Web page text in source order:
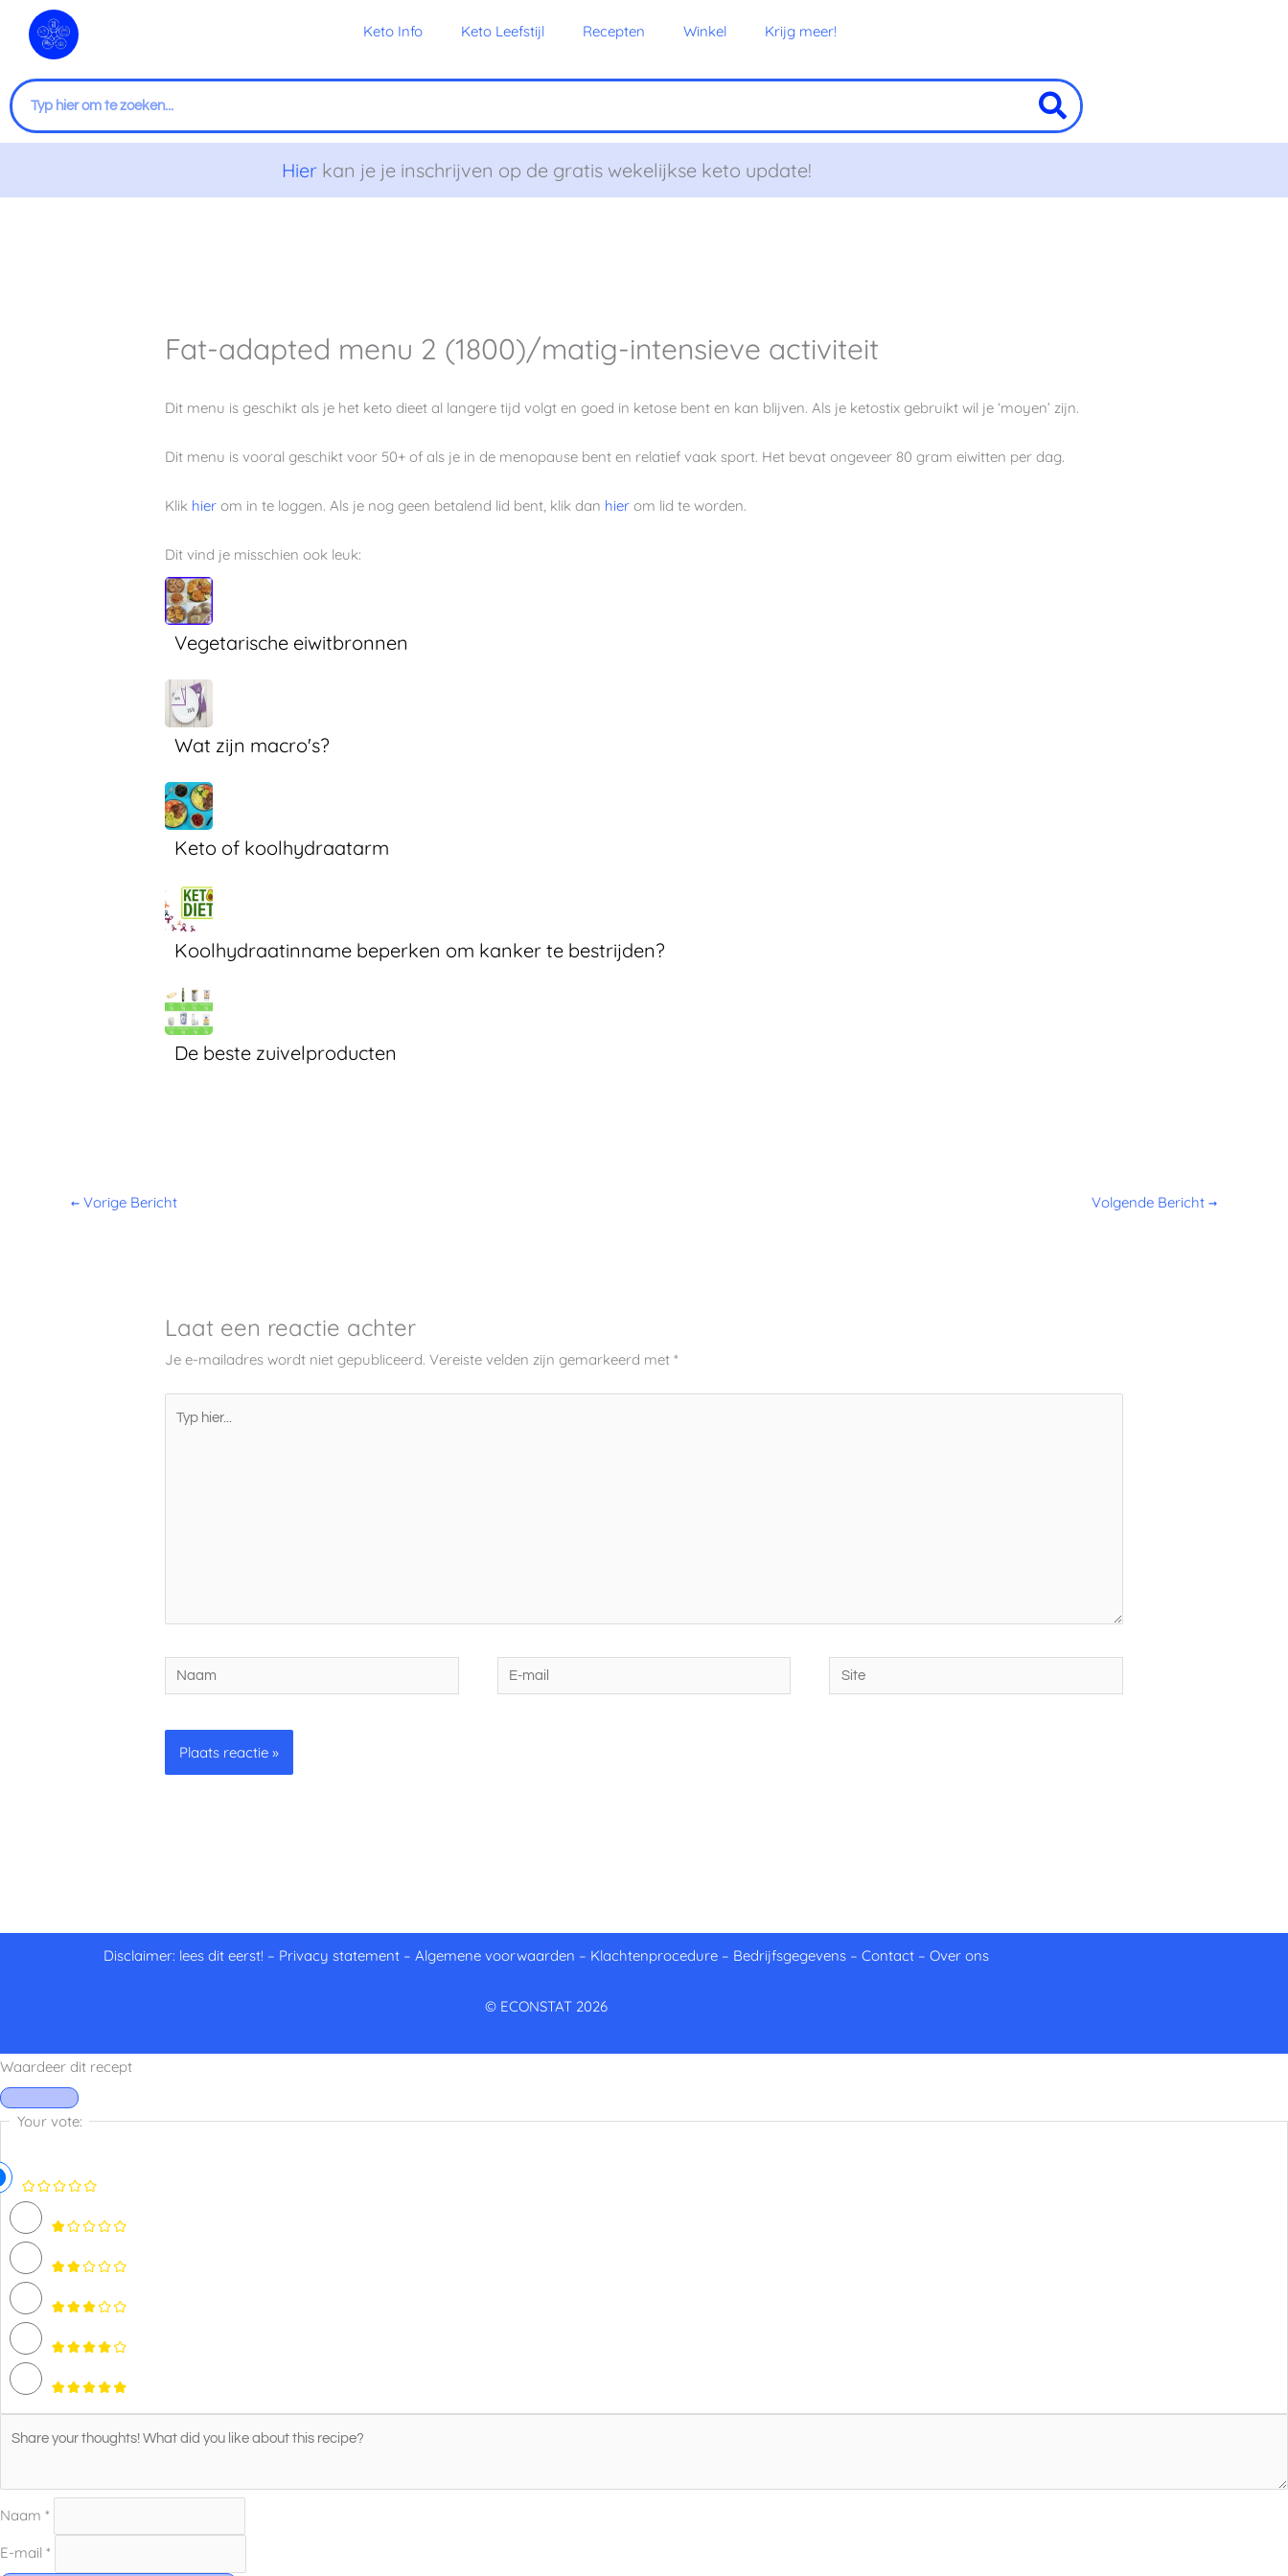
naar
inhoud
Keto Info Keto Leefstijl Recepten Winkel Krijg meer!
Zoeken
Hierkan je je inschrijven op de gratis wekelijkse keto update!
Fat-adapted menu 2 (1800)/matig-intensieve activiteit
Dit menu is geschikt als je het keto dieet al langere tijd volgt en goed in ketose bent en kan blijven. Als je ketostix gebruikt wil je ‘moyen’ zijn.
Dit menu is vooral geschikt voor 50+ of als je in de menopause bent en relatief vaak sport. Het bevat ongeveer 80 gram eiwitten per dag.
Klik hier om in te loggen. Als je nog geen betalend lid bent, klik dan hier om lid te worden.
Dit vind je misschien ook leuk:
Vegetarische eiwitbronnen
Wat zijn macro's?
Keto of koolhydraatarm
Koolhydraatinname beperken om kanker te bestrijden?
De beste zuivelproducten
← Vorige Bericht Volgende Bericht →
Laat een reactie achter
Je e-mailadres wordt niet gepubliceerd. Vereiste velden zijn gemarkeerd met*
Naam
E-
mail
Site
Disclaimer: lees dit eerst! – Privacy statement – Algemene voorwaarden – Klachtenprocedure – Bedrijfsgegevens – Contact – Over ons
© ECONSTAT 2026
Waardeer dit recept
Your vote:
Naam *
E-mail *